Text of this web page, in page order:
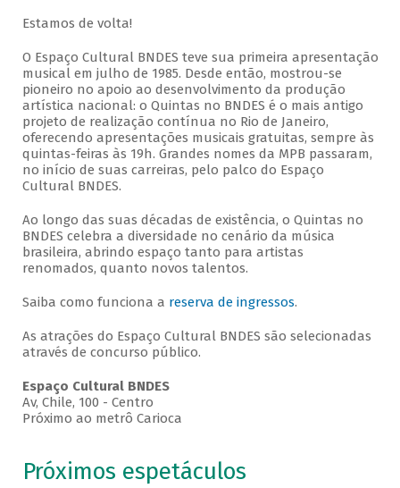
Estamos de volta!
O Espaço Cultural BNDES teve sua primeira apresentação
musical em julho de 1985. Desde então, mostrou-se
pioneiro no apoio ao desenvolvimento da produção
artística nacional: o Quintas no BNDES é o mais antigo
projeto de realização contínua no Rio de Janeiro,
oferecendo apresentações musicais gratuitas, sempre às
quintas-feiras às 19h. Grandes nomes da MPB passaram,
no início de suas carreiras, pelo palco do Espaço
Cultural BNDES.
Ao longo das suas décadas de existência, o Quintas no
BNDES celebra a diversidade no cenário da música
brasileira, abrindo espaço tanto para artistas
renomados, quanto novos talentos.
Saiba como funciona a reserva de ingressos.
As atrações do Espaço Cultural BNDES são selecionadas
através de concurso público.
Espaço Cultural BNDES
Av, Chile, 100 - Centro
Próximo ao metrô Carioca
Próximos espetáculos